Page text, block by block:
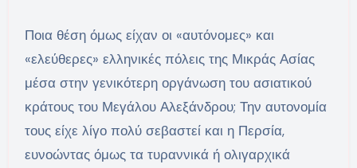
Ποια θέση όμως είχαν οι «αυτόνομες» και
«ελεύθερες» ελληνικές πόλεις της Μικράς Ασίας
μέσα στην γενικότερη οργάνωση του ασιατικού
κράτους του Μεγάλου Αλεξάνδρου; Την αυτονομία
τους είχε λίγο πολύ σεβαστεί και η Περσία,
ευνοώντας όμως τα τυραννικά ή ολιγαρχικά